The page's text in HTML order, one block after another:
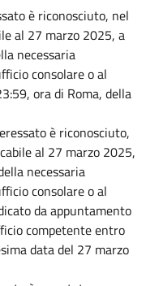
è riconosciuto, nel
al 27 marzo 2025, a
necessaria
consolare o al
ora di Roma, della
è riconosciuto,
al 27 marzo 2025,
necessaria
consolare o al
da appuntamento
competente entro
data del 27 marzo